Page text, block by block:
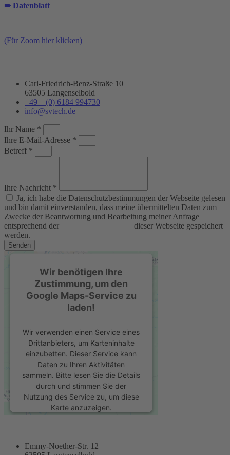
➠ Datenblatt
(Für Zoom hier klicken)
Carl-Friedrich-Benz-Straße 10
63505 Langenselbold
+49 – (0) 6184 994730
info@svtech.de
Ihr Name *
Ihre E-Mail-Adresse *
Betreff *
Ihre Nachricht *
Ja, ich habe die Datenschutzbestimmungen der Webseite gelesen
und bin damit einverstanden, dass meine übermittelten Daten zum
Zwecke der Beantwortung und Bearbeitung meiner Anfrage
entsprechend der
dieser Webseite gespeichert
werden.
Senden
Wir benötigen Ihre
Zustimmung, um den
Google Maps-Service zu
laden!
Wir verwenden einen Service eines
Drittanbieters, um Karteninhalte
einzubetten. Dieser Service kann
Daten zu Ihren Aktivitäten
sammeln. Bitte lesen Sie die Details
durch und stimmen Sie der
Nutzung des Service zu, um diese
Karte anzuzeigen.
Emmy-Noether-Str. 12